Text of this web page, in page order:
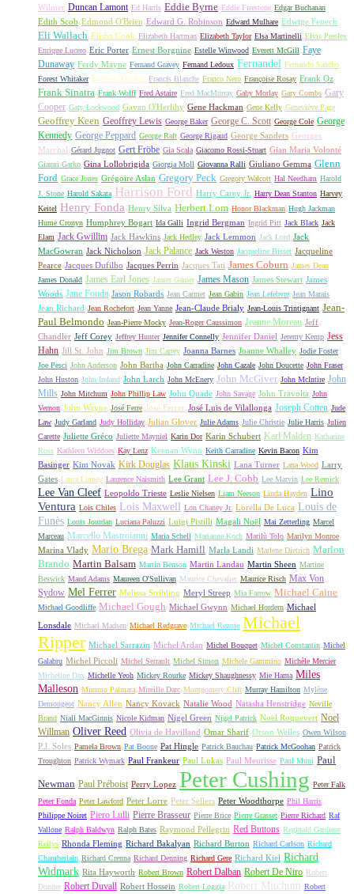
Wilmer Duncan Lamont Ed Harris Eddie Byrne Eddie Firestone Edgar Buchanan
Edith Scob Edmond O'Brien Edward G. Robinson Edward Mulhare Edwige Fenech
Eli Wallach Elisha Cook Elizabeth Hartman Elizabeth Taylor Elsa Martinelli Elvis Presley
Enrique Lucero Eric Porter Ernest Borgnine Estelle Winwood Everett McGill Faye
Dunaway Ferdy Mayne Fernand Gravey Fernand Ledoux Fernandel Fernando Sancho
Forest Whitaker Forrest Tucker Francis Blanche Franco Nero Françoise Rosay Frank Oz
Frank Sinatra Frank Wolff Fred Astaire Fred MacMurray Gaby Morlay Gary Combs Gary
Cooper Gary Lockwood Gavan O'Herlihy Gene Hackman Gene Kelly Geneviève Page
Geoffrey Keen Geoffrey Lewis George Baker George C. Scott George Cole George
Kennedy George Peppard George Raft George Rigaud George Sanders Georges
Marchal Gérard Jugnot Gert Fröbe Gia Scala Giacomo Rossi-Stuart Gian Maria Volonté
Gianni Garko Gina Lollobrigida Giorgia Moll Giovanna Ralli Giuliano Gemma Glenn
Ford Grace Jones Grégoire Aslan Gregory Peck Gregory Walcott Hal Needham Harold
J. Stone Harold Sakata Harrison Ford Harry Carey Jr. Harry Dean Stanton Harvey
Keitel Henry Fonda Henry Silva Herbert Lom Honor Blackman Hugh Jackman
Hume Cronyn Humphrey Bogart Ida Galli Ingrid Bergman Ingrid Pitt Jack Black Jack
Elam Jack Gwillim Jack Hawkins Jack Hedley Jack Lemmon Jack Lord Jack
MacGowran Jack Nicholson Jack Palance Jack Weston Jacqueline Bisset Jacqueline
Pearce Jacques Dufilho Jacques Perrin Jacques Tati James Coburn James Dean
James Donald James Earl Jones James Garner James Mason James Stewart James
Woods Jane Fonda Jason Robards Jean Carmet Jean Gabin Jean Lefebvre Jean Marais
Jean Richard Jean Rochefort Jean Yanne Jean-Claude Brialy Jean-Louis Trintignant Jean-
Paul Belmondo Jean-Pierre Mocky Jean-Roger Caussimon Jeanne Moreau Jeff
Chandler Jeff Corey Jeffrey Hunter Jennifer Connelly Jennifer Daniel Jeremy Kemp Jess
Hahn Jill St. John Jim Brown Jim Carrey Joanna Barnes Joanne Whalley Jodie Foster
Joe Pesci John Anderson John Bartha John Carradine John Cazale John Doucette John Fraser
John Huston John Ireland John Larch John McEnery John McGiver John McIntire John
Mills John Mitchum John Phillip Law John Quade John Savage John Travolta John
Vernon John Wayne José Ferre José Ferrer José Luis de Vilallonga Joseph Cotten Jude
Law Judy Garland Judy Holliday Julian Glover Julie Adams Julie Christie Julie Harris Julien
Carette Juliette Gréco Juliette Mayniel Karin Dor Karin Schubert Karl Malden Katharine
Ross Kathleen Widdoes Kay Lenz Keenan Wynn Keith Carradine Kevin Bacon Kim
Basinger Kim Novak Kirk Douglas Klaus Kinski Lana Turner Lana Wood Larry
Gates Laura Linney Laurence Naismith Lee Grant Lee J. Cobb Lee Marvin Lee Remick
Lee Van Cleef Leopoldo Trieste Leslie Nielsen Liam Neeson Linda Hayden Lino
Ventura Lois Chiles Lois Maxwell Lon Chaney Jr. Lorella De Luca Louis de
Funès Louis Jourdan Luciana Paluzzi Luigi Pistilli Magali Noël Mai Zetterling Marcel
Marceau Marcello Mastroianni Maria Schell Marianne Koch Marilù Tolo Marilyn Monroe
Marina Vlady Mario Brega Mark Hamill Marla Landi Marlene Dietrich Marlon
Brando Martin Balsam Martin Benson Martin Landau Martin Sheen Martine
Beswick Maud Adams Maureen O'Sullivan Maurice Chevalier Maurice Risch Max Von
Sydow Mel Ferrer Melissa Stribling Meryl Streep Mia Farrow Michael Caine
Michael Goodliffe Michael Gough Michael Gwynn Michael Hordern Michael
Lonsdale Michael Madsen Michael Redgrave Michael Rennie Michael
Ripper Michael Sarrazin Michel Ardan Michel Bouquet Michel Constantin Michel
Galabru Michel Piccoli Michel Serrault Michel Simon Michele Gammino Michèle Mercier
Micheline Dax Michelle Yeoh Mickey Rourke Mickey Shaughnessy Mie Hama Miles
Malleson Mimmo Palmara Mireille Darc Montgomery Clift Murray Hamilton Mylène
Demongeot Nancy Allen Nancy Kovack Natalie Wood Natasha Henstridge Neville
Brand Niall MacGinnis Nicole Kidman Nigel Green Nigel Patrick Noël Roquevert Noel
Willman Oliver Reed Olivia de Havilland Omar Sharif Orson Welles Owen Wilson
P.J. Soles Pamela Brown Pat Boone Pat Hingle Patrick Bauchau Patrick McGoohan Patrick
Troughton Patrick Wymark Paul Frankeur Paul Lukas Paul Meurisse Paul Muni Paul
Newman Paul Préboist Perry Lopez Peter Cushing Peter Falk
Peter Fonda Peter Lawford Peter Lorre Peter Sellers Peter Woodthorpe Phil Harris
Philippe Noiret Piero Lulli Pierre Brasseur Pierre Brice Pierre Grasset Pierre Richard Raf
Vallone Ralph Baldwyn Ralph Bates Raymond Pellegrin Red Buttons Reginald Gardiner
Rellys Rhonda Fleming Richard Bakalyan Richard Burton Richard Carlson Richard
Chamberlain Richard Crenna Richard Denning Richard Gere Richard Kiel Richard
Widmark Rita Hayworth Robert Brown Robert Dalban Robert De Niro Robert
Donner Robert Duvall Robert Hossein Robert Loggia Robert Mitchum Robert